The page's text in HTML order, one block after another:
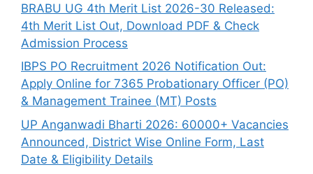
BRABU UG 4th Merit List 2026-30 Released:
4th Merit List Out, Download PDF & Check
Admission Process
IBPS PO Recruitment 2026 Notification Out:
Apply Online for 7365 Probationary Officer (PO)
& Management Trainee (MT) Posts
UP Anganwadi Bharti 2026: 60000+ Vacancies
Announced, District Wise Online Form, Last
Date & Eligibility Details